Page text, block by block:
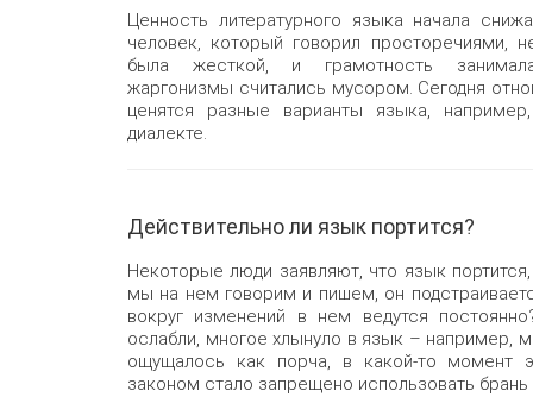
Ценность литературного языка начала
человек, который говорил просторечиями,
была жесткой, и грамотность
жаргонизмы считались мусором. Сегодня
ценятся разные варианты языка,
диалекте.
Действительно ли язык портится?
Некоторые люди заявляют, что язык
мы на нем говорим и пишем, он
вокруг изменений в нем ведутся
ослабли, многое хлынуло в язык – например,
ощущалось как порча, в какой-то момент
законом стало запрещено использовать